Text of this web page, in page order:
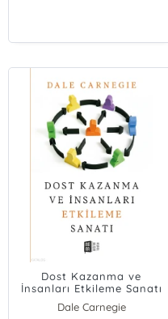
Dost Kazanma ve
İnsanları Etkileme Sanatı
Dale Carnegie